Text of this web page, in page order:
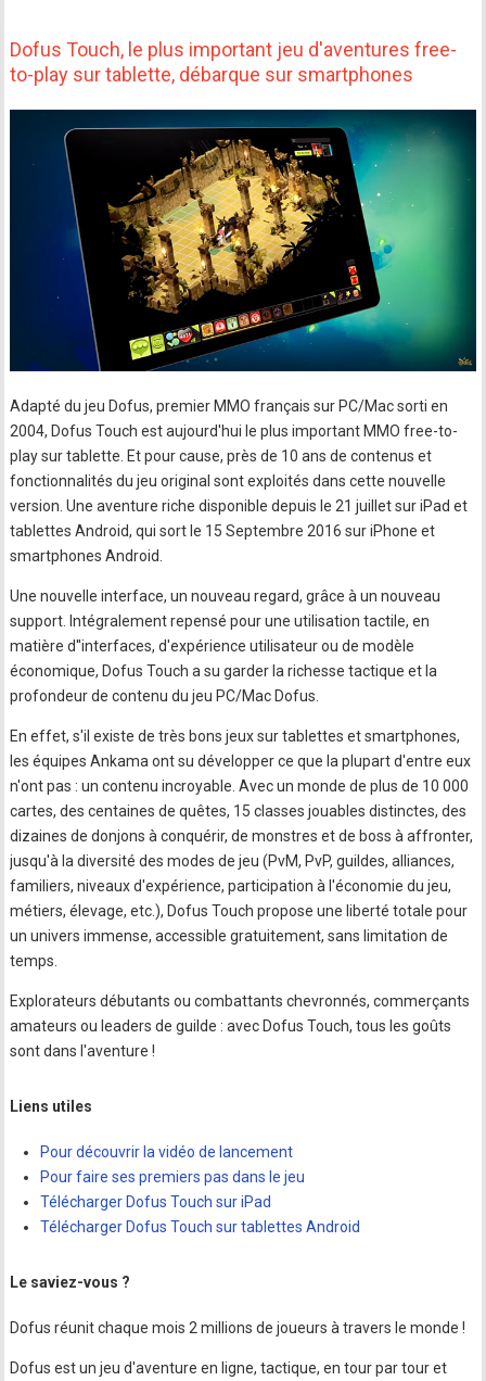
Dofus Touch, le plus important jeu d'aventures free-
to-play sur tablette, débarque sur smartphones
Adapté du jeu Dofus, premier MMO français sur PC/Mac sorti en
2004, Dofus Touch est aujourd'hui le plus important MMO free-to-
play sur tablette. Et pour cause, près de 10 ans de contenus et
fonctionnalités du jeu original sont exploités dans cette nouvelle
version. Une aventure riche disponible depuis le 21 juillet sur iPad et
tablettes Android, qui sort le 15 Septembre 2016 sur iPhone et
smartphones Android.
Une nouvelle interface, un nouveau regard, grâce à un nouveau
support. Intégralement repensé pour une utilisation tactile, en
matière d''interfaces, d'expérience utilisateur ou de modèle
économique, Dofus Touch a su garder la richesse tactique et la
profondeur de contenu du jeu PC/Mac Dofus.
En effet, s'il existe de très bons jeux sur tablettes et smartphones,
les équipes Ankama ont su développer ce que la plupart d'entre eux
n'ont pas : un contenu incroyable. Avec un monde de plus de 10 000
cartes, des centaines de quêtes, 15 classes jouables distinctes, des
dizaines de donjons à conquérir, de monstres et de boss à affronter,
jusqu'à la diversité des modes de jeu (PvM, PvP, guildes, alliances,
familiers, niveaux d'expérience, participation à l'économie du jeu,
métiers, élevage, etc.), Dofus Touch propose une liberté totale pour
un univers immense, accessible gratuitement, sans limitation de
temps.
Explorateurs débutants ou combattants chevronnés, commerçants
amateurs ou leaders de guilde : avec Dofus Touch, tous les goûts
sont dans l'aventure !
Liens utiles
Pour découvrir la vidéo de lancement
Pour faire ses premiers pas dans le jeu
Télécharger Dofus Touch sur iPad
Télécharger Dofus Touch sur tablettes Android
Le saviez-vous ?
Dofus réunit chaque mois 2 millions de joueurs à travers le monde !
Dofus est un jeu d'aventure en ligne, tactique, en tour par tour et